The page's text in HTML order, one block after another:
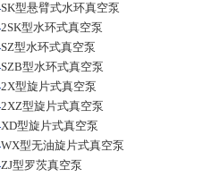
SK型悬臂式水环真空泵
2SK型水环式真空泵
SZ型水环式真空泵
SZB型水环式真空泵
2X型旋片式真空泵
2XZ型旋片式真空泵
XD型旋片式真空泵
WX型无油旋片式真空泵
ZJ型罗茨真空泵